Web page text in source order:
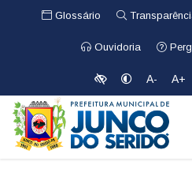
Glossário
Ouvidoria
A- A+